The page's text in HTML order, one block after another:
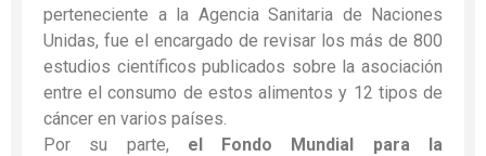
perteneciente a la Agencia Sanitaria de Naciones
Unidas, fue el encargado de revisar los más de 800
estudios científicos publicados sobre la asociación
entre el consumo de estos alimentos y 12 tipos de
cáncer en varios países.
Por su parte, el Fondo Mundial para la